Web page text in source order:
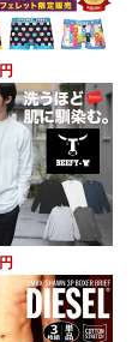
円
円